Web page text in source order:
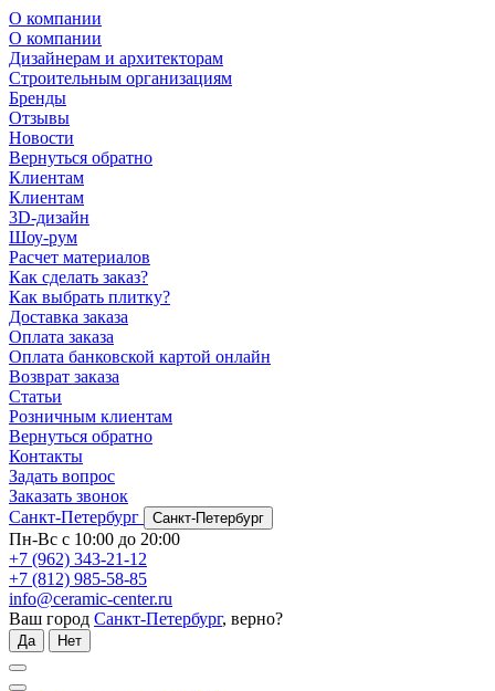
О компании
О компании
Дизайнерам и архитекторам
Строительным организациям
Бренды
Отзывы
Новости
Вернуться обратно
Клиентам
Клиентам
3D-дизайн
Шоу-рум
Расчет материалов
Как сделать заказ?
Как выбрать плитку?
Доставка заказа
Оплата заказа
Оплата банковской картой онлайн
Возврат заказа
Статьи
Розничным клиентам
Вернуться обратно
Контакты
Задать вопрос
Заказать звонок
Санкт-Петербург
Санкт-Петербург
Пн-Вс с 10:00 до 20:00
+7 (962) 343-21-12
+7 (812) 985-58-85
info@ceramic-center.ru
Ваш город Санкт-Петербург, верно?
Да Нет